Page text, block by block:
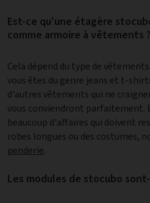
Est-ce qu'une étagère
comme armoire à vêtements ?
Cela dépend du type de
vous êtes du genre jeans et t-
d'autres vêtements qui ne
vous conviendront parfaitement.
beaucoup d'affaires qui doivent
robes longues ou des costumes,
penderie.
Les modules de stocubo